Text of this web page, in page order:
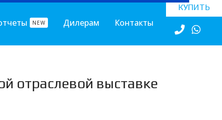
КУПИТЬ
NEW Дилерам Контакты
отраслевой выставке